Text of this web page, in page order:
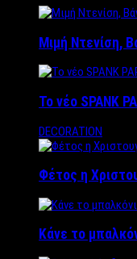
Μιμή Ντενίση,
Το νέο SPANK
DECORATION
Φέτος η
Κάνε το